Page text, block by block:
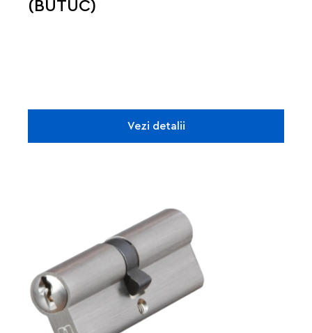
(BUTUC)
Vezi detalii